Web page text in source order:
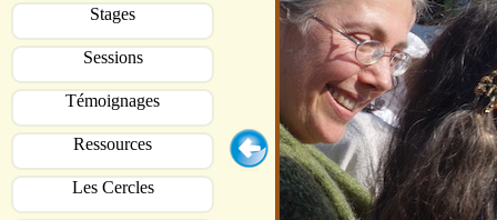
Stages
Sessions
Témoignages
Ressources
Les Cercles